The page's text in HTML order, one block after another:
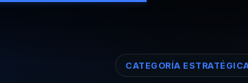
CATEGORÍA